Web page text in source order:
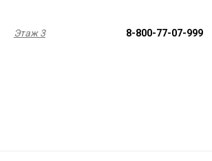
Этаж 3 8-800-77-07-999